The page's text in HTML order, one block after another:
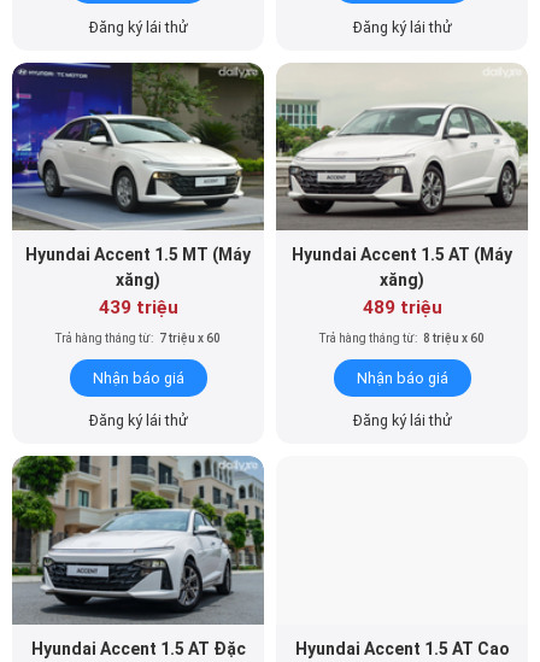
Hyundai Accent 1.5 MT (Máy
xăng)
439 triệu
Trả hàng tháng từ:
Hyundai Accent 1.5 AT (Máy
xăng)
489 triệu
Trả hàng tháng từ:
Hyundai Accent 1.5 AT Đặc
Biệt (Máy xăng)
529 triệu 569 triệu